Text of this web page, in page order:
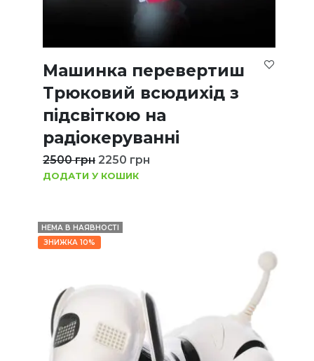
Машинка перевертиш
Трюковий всюдихід з
підсвіткою на
радіокеруванні
2500грн 2250 грн
ДОДАТИ У КОШИК
НЕМА В НАЯВНОСТІ
ЗНИЖКА 10%